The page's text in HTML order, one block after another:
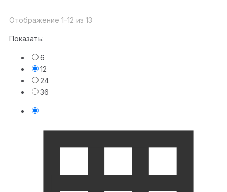
Отображение 1–12 из 13
Показать:
6
12
24
36